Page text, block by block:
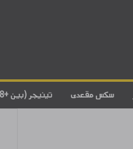
تینیجر (بین +18 تا 20) سکس مقعدی